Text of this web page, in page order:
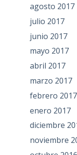
agosto 2017
julio 2017
junio 2017
mayo 2017
abril 2017
marzo 2017
febrero 2017
enero 2017
diciembre
noviembre